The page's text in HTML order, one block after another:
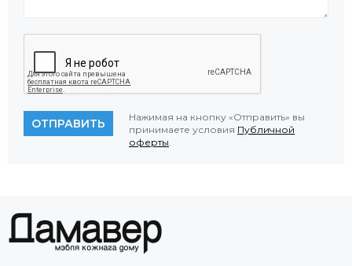
ОТПРАВИТЬ
Нажимая на кнопку «Отправить» вы
принимаете условия Публичной
оферты.